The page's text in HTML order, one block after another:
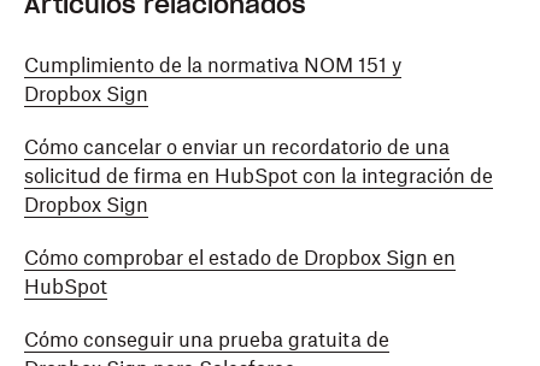
Cumplimiento de la normativa NOM 151 y
Dropbox Sign
Cómo cancelar o enviar un recordatorio de una
solicitud de firma en HubSpot con la integración de
Dropbox Sign
Cómo comprobar el estado de Dropbox Sign en
HubSpot
Cómo conseguir una prueba gratuita de